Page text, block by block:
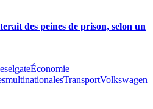
des peines de prison, selon un
Économie
multinationalesTransportVolkswagen